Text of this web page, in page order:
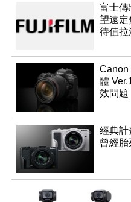
富士傳
望遠定
待值拉
Canon
體
效問題
經典
曾經